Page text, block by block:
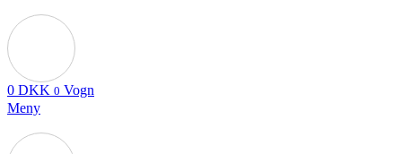
0 DKK 0 Vogn
Meny